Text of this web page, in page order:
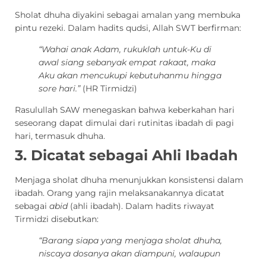
Sholat dhuha diyakini sebagai amalan yang membuka
pintu rezeki. Dalam hadits qudsi, Allah SWT berfirman:
“Wahai anak Adam, rukuklah untuk-Ku di
awal siang sebanyak empat rakaat, maka
Aku akan mencukupi kebutuhanmu hingga
sore hari.”(HR Tirmidzi)
Rasulullah SAW menegaskan bahwa keberkahan hari
seseorang dapat dimulai dari rutinitas ibadah di pagi
hari, termasuk dhuha.
3. Dicatat sebagai Ahli Ibadah
Menjaga sholat dhuha menunjukkan konsistensi dalam
ibadah. Orang yang rajin melaksanakannya dicatat
sebagai abid(ahli ibadah). Dalam hadits riwayat
Tirmidzi disebutkan:
“Barang siapa yang menjaga sholat dhuha,
niscaya dosanya akan diampuni, walaupun